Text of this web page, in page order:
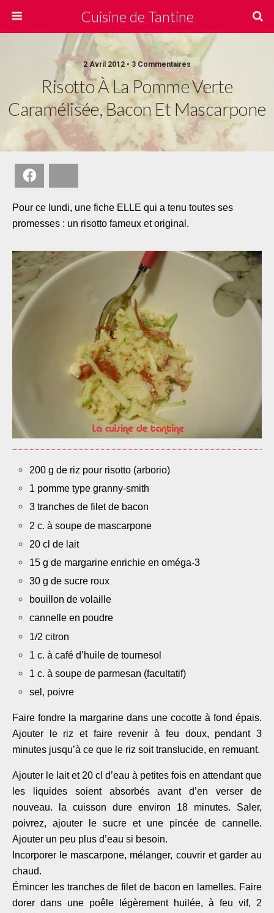
Cuisine de Tantine
2 Avril 2012 • 3 Commentaires
Risotto À La Pomme Verte
Caramélisée, Bacon Et Mascarpone
Pour ce lundi, une fiche ELLE qui a tenu toutes ses
promesses : un risotto fameux et original.
200 g de riz pour risotto (arborio)
1 pomme type granny-smith
3 tranches de filet de bacon
2 c. à soupe de mascarpone
20 cl de lait
15 g de margarine enrichie en oméga-3
30 g de sucre roux
bouillon de volaille
cannelle en poudre
1/2 citron
1 c. à café d’huile de tournesol
1 c. à soupe de parmesan (facultatif)
sel, poivre
Faire fondre la margarine dans une cocotte à fond épais.
Ajouter le riz et faire revenir à feu doux, pendant 3
minutes jusqu’à ce que le riz soit translucide, en remuant.
Ajouter le lait et 20 cl d’eau à petites fois en attendant que
les liquides soient absorbés avant d’en verser de
nouveau. la cuisson dure environ 18 minutes. Saler,
poivrez, ajouter le sucre et une pincée de cannelle.
Ajouter un peu plus d’eau si besoin.
Incorporer le mascarpone, mélanger, couvrir et garder au
chaud.
Émincer les tranches de filet de bacon en lamelles. Faire
dorer dans une poêle légèrement huilée, à feu vif, 2